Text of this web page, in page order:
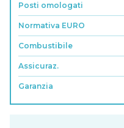
Posti omologati
Normativa EURO
Combustibile
Assicuraz.
Garanzia